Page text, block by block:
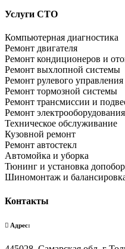
Услуги СТО
Компьютерная диагностика
Ремонт двигателя
Ремонт кондиционеров и
Ремонт выхлопной системы
Ремонт рулевого управления
Ремонт тормозной системы
Ремонт трансмиссии и
Ремонт электрооборудования
Техническое обслуживание
Кузовной ремонт
Ремонт автостекл
Автомойка и уборка
Тюнинг и установка
Шиномонтаж и
Контакты
Адрес: